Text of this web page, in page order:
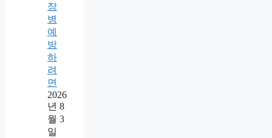
장
병
예
방
하
려
면
2026
년 8
월 3
일